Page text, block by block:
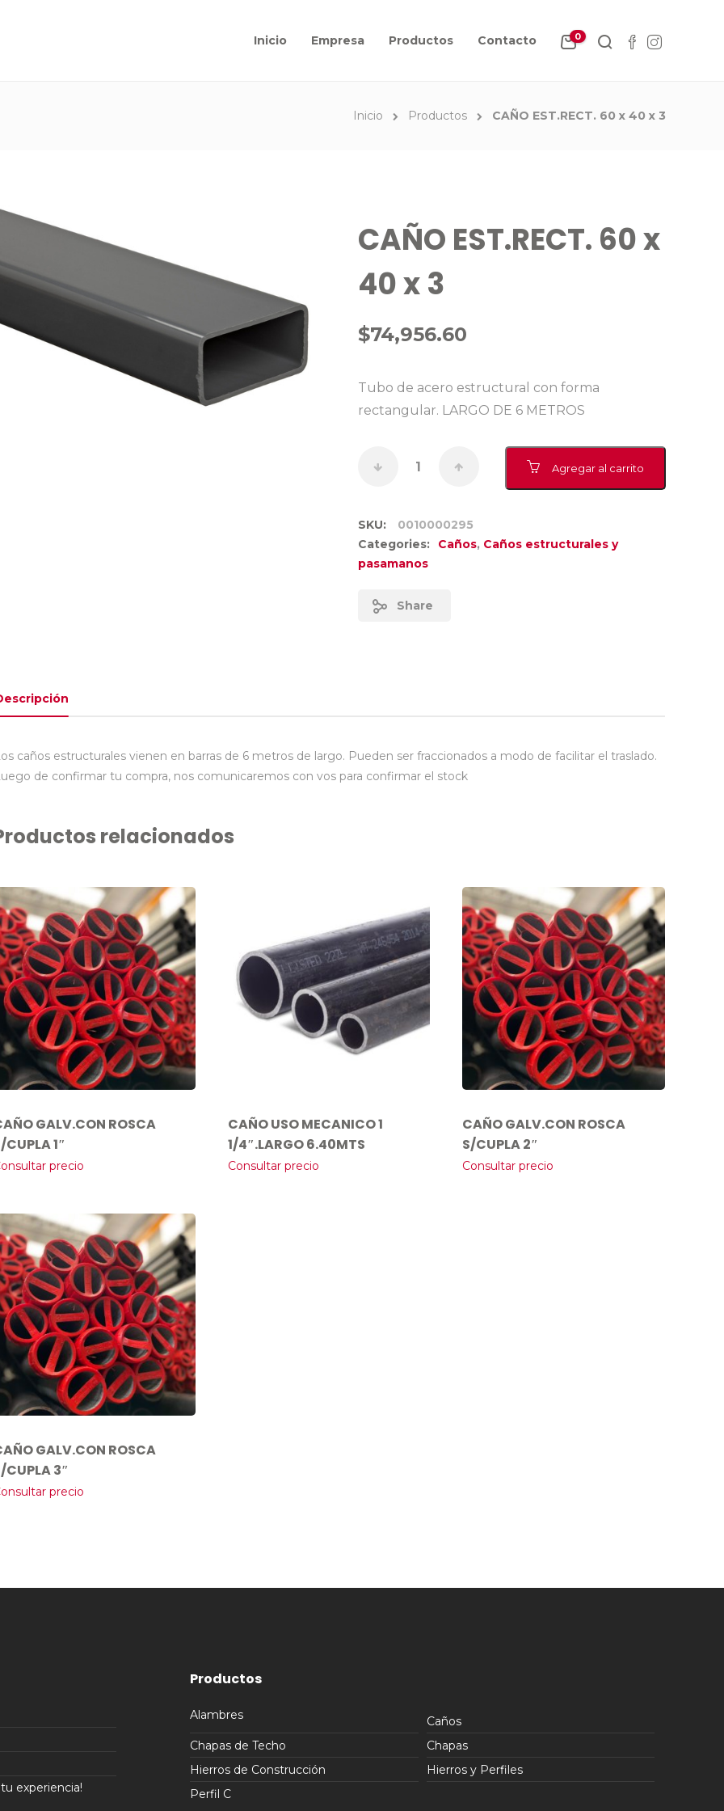
Inicio Empresa Productos Contacto 0
Inicio Productos CAÑO EST.RECT. 60 x 40 x 3
CAÑO EST.RECT. 60 x
40 x 3
$74,956.60
Tubo de acero estructural con forma
rectangular. LARGO DE 6 METROS
Agregar al carrito
SKU:
0010000295
Categories:
Caños, Caños estructurales y
pasamanos
Share
caños estructurales vienen en barras de 6 metros de largo. Pueden ser fraccionados a modo de facilitar el traslado.
de confirmar tu compra, nos comunicaremos con vos para confirmar el stock
relacionados
GALV.CON ROSCA
CUPLA 1″
precio
CAÑO USO MECANICO 1
1/4″.LARGO 6.40MTS
Consultar precio
CAÑO GALV.CON ROSCA
S/CUPLA 2″
Consultar precio
GALV.CON ROSCA
CUPLA 3″
precio
experiencia!
Productos
Alambres
Caños
Chapas de Techo
Chapas
Hierros de Construcción
Hierros y Perfiles
Perfil C